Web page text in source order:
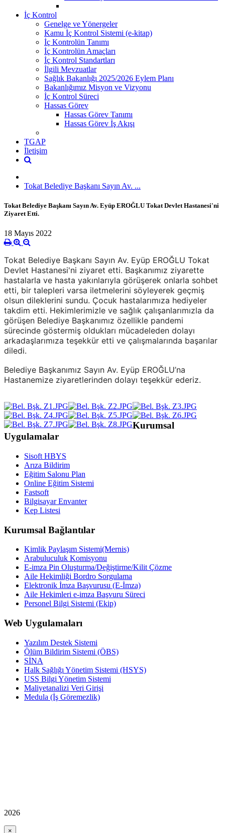
İç Kontrol
Genelge ve Yönergeler
Kamu İç Kontrol Sistemi (e-kitap)
İç Kontrolün Tanımı
İç Kontrolün Amaçları
İç Kontrol Standartları
İlgili Mevzuatlar
Sağlık Bakanlığı 2025/2026 Eylem Planı
Bakanlığımız Misyon ve Vizyonu
İç Kontrol Süreci
Hassas Görev
Hassas Görev Tanımı
Hassas Görev İş Akışı
TGAP
İletişim
Tokat Belediye Başkanı Sayın Av. ...
Tokat Belediye Başkanı Sayın Av. Eyüp EROĞLU Tokat Devlet Hastanesi'ni
Ziyaret Etti.
18 Mayıs 2022
Tokat Belediye Başkanı Sayın Av. Eyüp EROĞLU Tokat
Devlet Hastanesi'ni ziyaret etti. Başkanımız ziyarette
hastalarla ve hasta yakınlarıyla görüşerek onlarla sohbet
etti, bir talepleri varsa iletmelerini söyleyerek geçmiş
olsun dileklerini sundu. Çocuk hastalarımıza hediyeler
takdim etti. Hekimlerimizle ve sağlık çalışanlarımızla da
görüşen Belediye Başkanımız özellikle pandemi
sürecinde göstermiş oldukları mücadeleden dolayı
arkadaşlarımıza teşekkür etti ve çalışmalarında başarılar
diledi.
Belediye Başkanımız Sayın Av. Eyüp EROĞLU’na
Hastanemize ziyaretlerinden dolayı teşekkür ederiz.
Kurumsal
Uygulamalar
Sisoft HBYS
Arıza Bildirim
Eğitim Salonu Plan
Online Eğitim Sistemi
Fastsoft
Bilgisayar Envanter
Kep Listesi
Kurumsal Bağlantılar
Kimlik Paylaşım Sistemi(Mernis)
Arabuluculuk Komisyonu
E-imza Pin Oluşturma/Değiştirme/Kilit Çözme
Aile Hekimliği Bordro Sorgulama
Elektronik İmza Başvurusu (E-İmza)
Aile Hekimleri e-imza Başvuru Süreci
Personel Bilgi Sistemi (Ekip)
Web Uygulamaları
Yazılım Destek Sistemi
Ölüm Bildirim Sistemi (ÖBS)
SİNA
Halk Sağlığı Yönetim Sistemi (HSYS)
USS Bilgi Yönetim Sistemi
Maliyetanalizi Veri Girişi
Medula (İş Göremezlik)
2026
×